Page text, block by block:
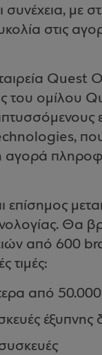
συνέχεια, με
στις
Quest
του ομίλου
αγορά
επίσημος
Θα
από 600
τιμές:
από 50.000
έξυπνης